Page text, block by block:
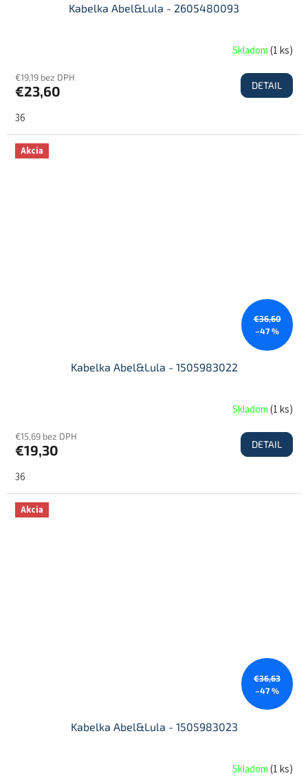
Kabelka Abel&Lula - 2605480093
Skladom(1 ks)
€19,19 bez DPH
€23,60 DETAIL
36
Akcia
€36,60
–47 %
Kabelka Abel&Lula - 1505983022
Skladom(1 ks)
€15,69 bez DPH
€19,30 DETAIL
36
Akcia
€36,63
–47 %
Kabelka Abel&Lula - 1505983023
Skladom(1 ks)